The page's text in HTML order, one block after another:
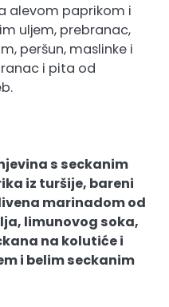
alevom paprikom i
uljem, prebranac,
peršun, maslinke i
i pita od
s seckanim
iz turšije, bareni
marinadom od
limunovog soka,
na kolutiće i
i belim seckanim